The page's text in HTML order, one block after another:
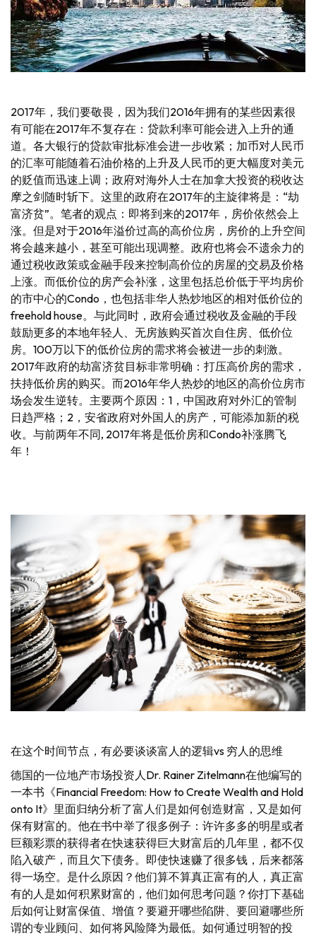
2017年，我们要敬畏，因为我们2016年拥有的某些因素很
有可能在2017年不复存在：贷款利率可能会进入上升的通
道。各大银行的贷款审批标准会进一步收紧；加币对人民币
的汇率可能随着石油价格的上升及人民币的更大幅度对美元
的贬值而迅速上调；政府对海外人士在加拿大投资的税收达
摩之剑随时斩下。这里的政府在2017年的主旋律将是：“劫
富济贫”。笔者的观点：即将到来的2017年，房价依然会上
涨。但是对于2016年溢价过高的高价位房，房价的上升空间
将会越来越小，甚至可能出现调整。政府也将会不遗余力的
通过税收政策或金融手段来控制高价位的房屋的交易及价格
上涨。而低价位的房产会补涨，这里包括总价低于平均房价
的市中心的Condo，也包括非华人热炒地区的相对低价位的
freehold house。与此同时，政府会通过税收及金融的手段
鼓励更多的本地年轻人、无房族购买首次自住房、低价位
房。100万以下的低价位房的需求将会被进一步的刺激。
2017年政府的劫富济贫目标非常明确：打压高价房的需求，
扶持低价房的购买。而2016年华人热炒的地区的高价位房市
场会发生逆转。主要两个原因：1，中国政府对外汇的管制
日趋严格；2，安省政府对外国人的房产，可能添加新的税
收。与前两年不同, 2017年将是低价房和Condo补涨腾飞
年！
在这个时间节点，有必要谈谈富人的逻辑vs 穷人的思维
德国的一位地产市场投资人Dr. Rainer Zitelmann在他编写的
一本书《Financial Freedom: How to Create Wealth and Hold
onto It》里面归纳分析了富人们是如何创造财富，又是如何
保有财富的。他在书中举了很多例子：许许多多的明星或者
巨额彩票的获得者在快速获得巨大财富后的几年里，都不仅
陷入破产，而且欠下债务。即使快速赚了很多钱，后来都落
得一场空。是什么原因？他们算不算真正富有的人，真正富
有的人是如何积累财富的，他们如何思考问题？你打下基础
后如何让财富保值、增值？要避开哪些陷阱、要回避哪些所
谓的专业顾问、如何将风险降为最低。如何通过明智的投